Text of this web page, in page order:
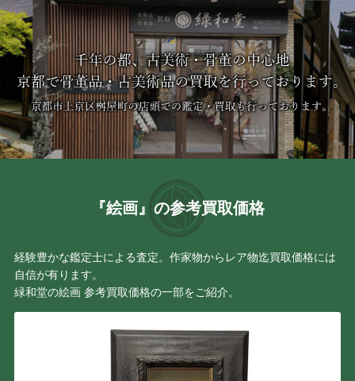
『絵画』の参考買取価格
経験豊かな鑑定士による査定。作家物からレア物迄買取価格には
自信が有ります。
緑和堂の絵画 参考買取価格の一部をご紹介。